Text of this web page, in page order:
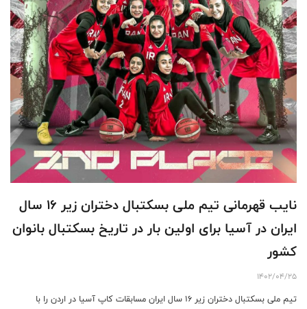
نایب قهرمانی تیم ملی بسکتبال دختران زیر ۱۶ سال
ایران در آسیا برای اولین بار در تاریخ بسکتبال بانوان
کشور
1402/04/25
تیم ملی بسکتبال دختران زیر ۱۶ سال ایران مسابقات کاپ آسیا در اردن را با